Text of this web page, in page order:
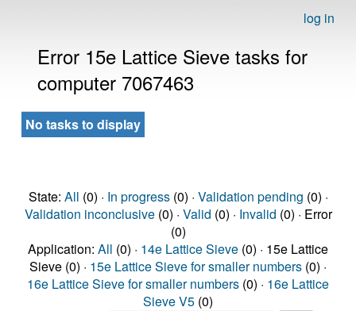
log in
Error 15e Lattice Sieve tasks for
computer 7067463
No tasks to display
State: All (0) · In progress(0) · Validation pending (0) ·
Validation inconclusive(0) · Valid (0) · Invalid (0) · Error
(0)
Application: All (0) · 14e Lattice Sieve (0) · 15e Lattice
Sieve (0) · 15e Lattice Sieve for smaller numbers (0) ·
16e Lattice Sieve for smaller numbers (0) · 16e Lattice
Sieve V5 (0)